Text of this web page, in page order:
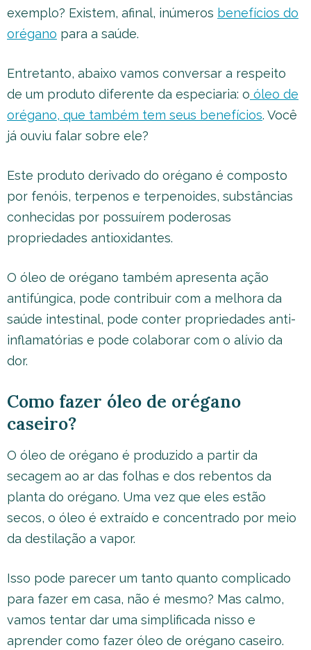
exemplo? Existem, afinal, inúmeros benefícios do
orégano para a saúde.
Entretanto, abaixo vamos conversar a respeito
de um produto diferente da especiaria: o óleo de
orégano, que também tem seus benefícios. Você
já ouviu falar sobre ele?
Este produto derivado do orégano é composto
por fenóis, terpenos e terpenoides, substâncias
conhecidas por possuírem poderosas
propriedades antioxidantes.
O óleo de orégano também apresenta ação
antifúngica, pode contribuir com a melhora da
saúde intestinal, pode conter propriedades anti-
inflamatórias e pode colaborar com o alívio da
dor.
Como fazer óleo de orégano
caseiro?
O óleo de orégano é produzido a partir da
secagem ao ar das folhas e dos rebentos da
planta do orégano. Uma vez que eles estão
secos, o óleo é extraído e concentrado por meio
da destilação a vapor.
Isso pode parecer um tanto quanto complicado
para fazer em casa, não é mesmo? Mas calmo,
vamos tentar dar uma simplificada nisso e
aprender como fazer óleo de orégano caseiro.